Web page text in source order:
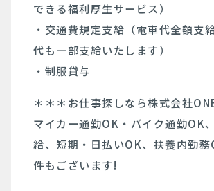
できる福利厚生サービス）
・交通費規定支給（電車代全額支
代も一部支給いたします）
・制服貸与
＊＊＊お仕事探しなら株式会社
マイカー通勤OK・バイク通勤OK
給、短期・日払いOK、扶養内勤
件もございます!